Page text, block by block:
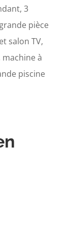
3
pièce
salon TV,
à
piscine